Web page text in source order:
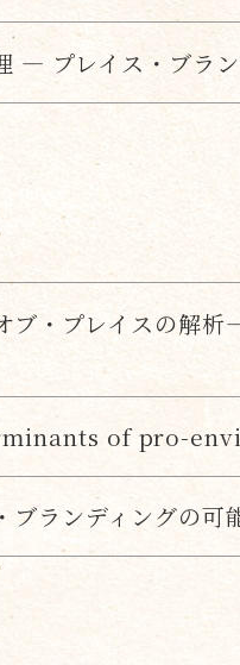
— プレイス・ブラン
ブ・プレイスの解
of pro-
ブランディングの可